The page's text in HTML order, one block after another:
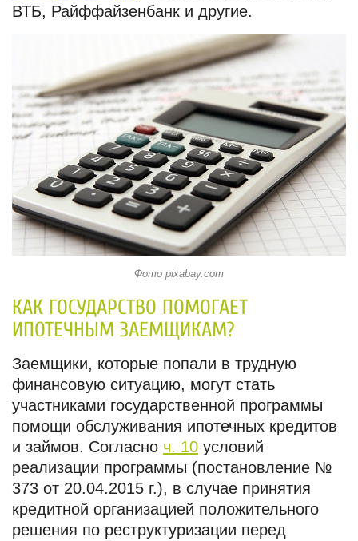
ВТБ, Райффайзенбанк и другие.
Фото pixabay.com
КАК ГОСУДАРСТВО ПОМОГАЕТ
ИПОТЕЧНЫМ ЗАЕМЩИКАМ?
Заемщики, которые попали в трудную
финансовую ситуацию, могут стать
участниками государственной программы
помощи обслуживания ипотечных кредитов
и займов. Согласно ч. 10 условий
реализации программы (постановление №
373 от 20.04.2015 г.), в случае принятия
кредитной организацией положительного
решения по реструктуризации перед